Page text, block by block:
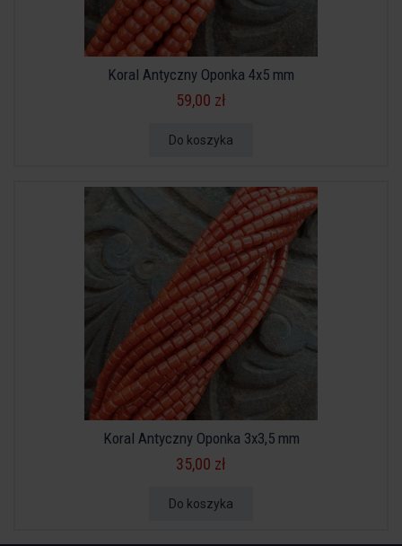
Koral Antyczny Oponka 4x5 mm
59,00 zł
Do koszyka
Koral Antyczny Oponka 3x3,5 mm
35,00 zł
Do koszyka